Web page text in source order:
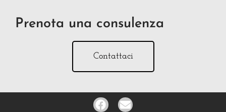
Prenota una consulenza
Contattaci